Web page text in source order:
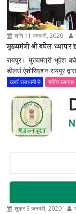
शनि 11 जनवरी, 2020
मुख्यमंत्री श्री बघेल
रायपुर। मुख्यमंत्री भूपेश
डीलर्स ऐशोसिएशन रायपुर
खबरें राजधानी से चर्चित समाचार
शुक्र 3 जनवरी, 2020